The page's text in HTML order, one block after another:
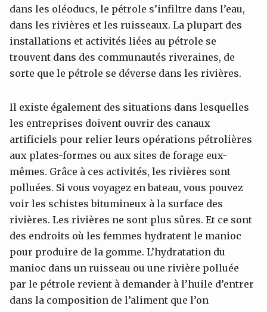
dans les oléoducs, le pétrole s’infiltre dans l’eau,
dans les rivières et les ruisseaux. La plupart des
installations et activités liées au pétrole se
trouvent dans des communautés riveraines, de
sorte que le pétrole se déverse dans les rivières.
Il existe également des situations dans lesquelles
les entreprises doivent ouvrir des canaux
artificiels pour relier leurs opérations pétrolières
aux plates-formes ou aux sites de forage eux-
mêmes. Grâce à ces activités, les rivières sont
polluées. Si vous voyagez en bateau, vous pouvez
voir les schistes bitumineux à la surface des
rivières. Les rivières ne sont plus sûres. Et ce sont
des endroits où les femmes hydratent le manioc
pour produire de la gomme. L’hydratation du
manioc dans un ruisseau ou une rivière polluée
par le pétrole revient à demander à l’huile d’entrer
dans la composition de l’aliment que l’on